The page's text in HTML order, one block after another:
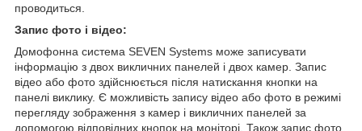
проводиться.
Запис фото і відео:
Домофонна система SEVEN Systems може записувати
інформацію з двох викличних панелей і двох камер. Запис
відео або фото здійснюється після натискання кнопки на
панелі виклику. Є можливість запису відео або фото в режимі
перегляду зображення з камер і викличних панелей за
допомогою відповідних кнопок на моніторі. Також запис фото